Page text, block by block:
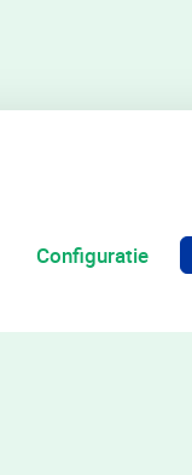
Configuratie